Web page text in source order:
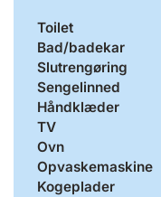
Toilet
Bad/badekar
Slutrengøring
Sengelinned
Håndklæder
TV
Ovn
Opvaskemaskine
Kogeplader